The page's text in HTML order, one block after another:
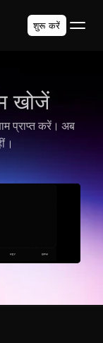
शुरू करें
खोजें
प्राप्त करें। अब